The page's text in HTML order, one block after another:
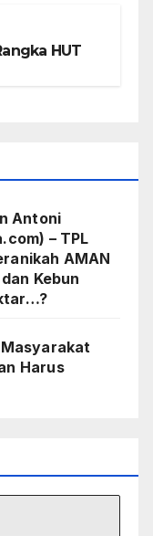
HUT
Antoni
– TPL
AMAN
Kebun
Harus